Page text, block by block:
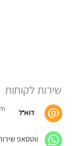
שירות לקוחות
דוא״ל
ווטסאפ שירות